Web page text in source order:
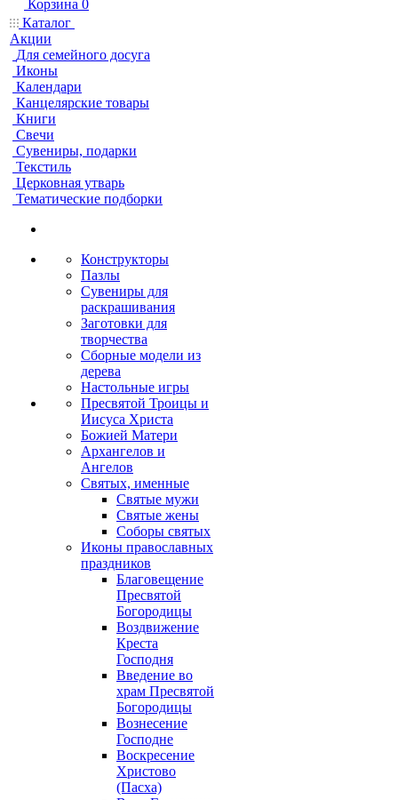
Корзина 0
Каталог
Акции
Для семейного досуга
Иконы
Календари
Канцелярские товары
Книги
Свечи
Сувениры, подарки
Текстиль
Церковная утварь
Тематические подборки
Конструкторы
Пазлы
Сувениры для
раскрашивания
Заготовки для
творчества
Сборные модели из
дерева
Настольные игры
Пресвятой Троицы и
Иисуса Христа
Божией Матери
Архангелов и
Ангелов
Святых, именные
Святые мужи
Святые жены
Соборы святых
Иконы православных
праздников
Благовещение
Пресвятой
Богородицы
Воздвижение
Креста
Господня
Введение во
храм Пресвятой
Богородицы
Вознесение
Господне
Воскресение
Христово
(Пасха)